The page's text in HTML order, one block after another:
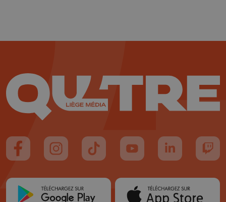
Suivez-nous sur FaceBook
Suivez-nous sur Instagram
Suivez-nous sur TikTok
Suivez-nous sur YouTube
Suivez-nous